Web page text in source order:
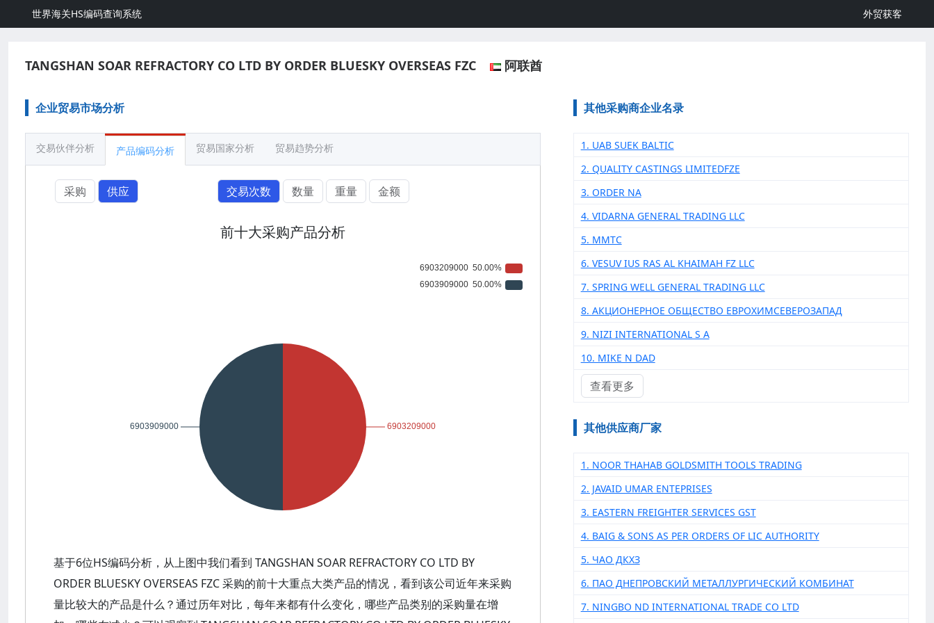
世界海关HS编码查询系统 外贸获客
TANGSHAN SOAR REFRACTORY CO LTD BY ORDER BLUESKY OVERSEAS FZC 阿联酋
企业贸易市场分析
交易伙伴分析 产品编码分析 贸易国家分析 贸易趋势分析
采购 供应 交易次数 数量 重量 金额
前十大采购产品分析
基于6位HS编码分析，从上图中我们看到 TANGSHAN SOAR REFRACTORY CO LTD BY
ORDER BLUESKY OVERSEAS FZC 采购的前十大重点大类产品的情况，看到该公司近年来采购
量比较大的产品是什么？通过历年对比，每年来都有什么变化，哪些产品类别的采购量在增
其他采购商企业名录
1. UAB SUEK BALTIC
2. QUALITY CASTINGS LIMITEDFZE
3. ORDER NA
4. VIDARNA GENERAL TRADING LLC
5. MMTC
6. VESUV IUS RAS AL KHAIMAH FZ LLC
7. SPRING WELL GENERAL TRADING LLC
8. АКЦИОНЕРНОЕ ОБЩЕСТВО ЕВРОХИМСЕВЕРОЗАПАД
9. NIZI INTERNATIONAL S A
10. MIKE N DAD
查看更多
其他供应商厂家
1. NOOR THAHAB GOLDSMITH TOOLS TRADING
2. JAVAID UMAR ENTEPRISES
3. EASTERN FREIGHTER SERVICES GST
4. BAIG & SONS AS PER ORDERS OF LIC AUTHORITY
5. ЧАО ДКХЗ
6. ПАО ДНЕПРОВСКИЙ МЕТАЛЛУРГИЧЕСКИЙ КОМБИНАТ
7. NINGBO ND INTERNATIONAL TRADE CO LTD